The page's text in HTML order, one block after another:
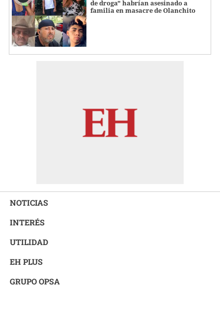
de droga" habrían asesinado a
familia en masacre de Olanchito
NOTICIAS
INTERÉS
UTILIDAD
EH PLUS
GRUPO OPSA